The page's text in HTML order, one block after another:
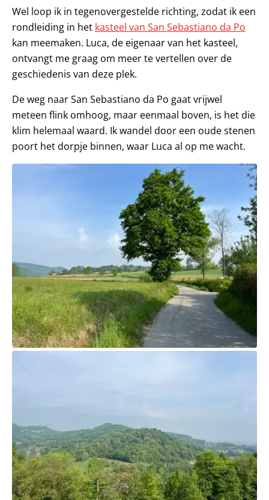
Wel loop ik in tegenovergestelde richting, zodat ik een
rondleiding in het kasteel van San Sebastiano da Po
kan meemaken. Luca, de eigenaar van het kasteel,
ontvangt me graag om meer te vertellen over de
geschiedenis van deze plek.
De weg naar San Sebastiano da Po gaat vrijwel
meteen flink omhoog, maar eenmaal boven, is het die
klim helemaal waard. Ik wandel door een oude stenen
poort het dorpje binnen, waar Luca al op me wacht.